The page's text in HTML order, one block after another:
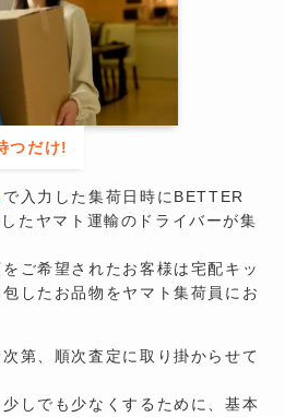
つだけ!
で入力した集荷日時にBETTER
たヤマト運輸のドライバーが集
ご希望されたお客様は宅配キッ
したお品物をヤマト集荷員にお
第、順次査定に取り掛からせて
しでも少なくするために、基本